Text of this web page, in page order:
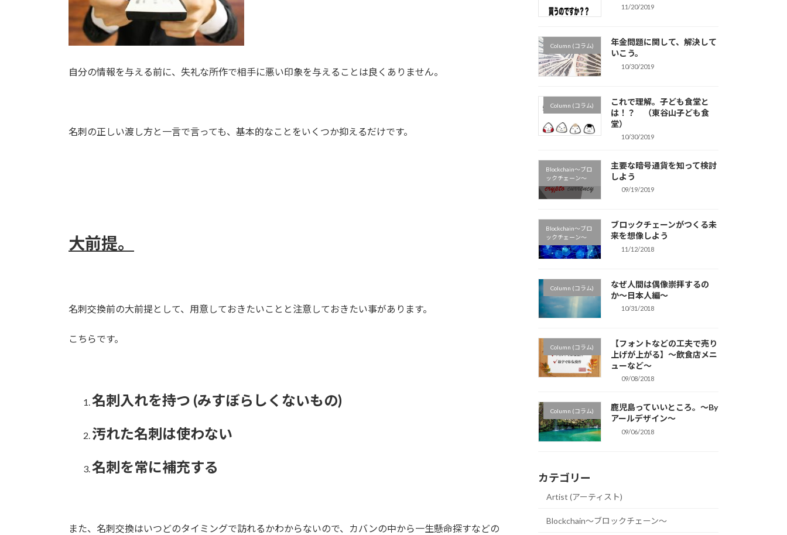
自分の情報を与える前に、失礼な所作で相手に悪い印象を与えることは良くありません。
名刺の正しい渡し方と一言で言っても、基本的なことをいくつか抑えるだけです。
大前提。
名刺交換前の大前提として、用意しておきたいことと注意しておきたい事があります。
こちらです。
名刺入れを持つ (みすぼらしくないもの)
汚れた名刺は使わない
名刺を常に補充する
また、名刺交換はいつどのタイミングで訪れるかわからないので、カバンの中から一生懸命探すなどの
11/20/2019
Column (コラム)
年金問題に関して、解決して
いこう。
10/30/2019
Column (コラム)
これで理解。子ども食堂と
は！？ （東谷山子ども食
堂）
10/30/2019
Blockchain〜ブロ
ックチェーン〜
主要な暗号通貨を知って検討
しよう
09/19/2019
Blockchain〜ブロ
ックチェーン〜
ブロックチェーンがつくる未
来を想像しよう
11/12/2018
Column (コラム)
なぜ人間は偶像崇拝するの
か〜日本人編〜
10/31/2018
Column (コラム)
【フォントなどの工夫で売り
上げが上がる】〜飲食店メニ
ューなど〜
09/08/2018
Column (コラム)
鹿児島っていいところ。〜By
アールデザイン〜
09/06/2018
カテゴリー
Artist (アーティスト)
Blockchain〜ブロックチェーン〜